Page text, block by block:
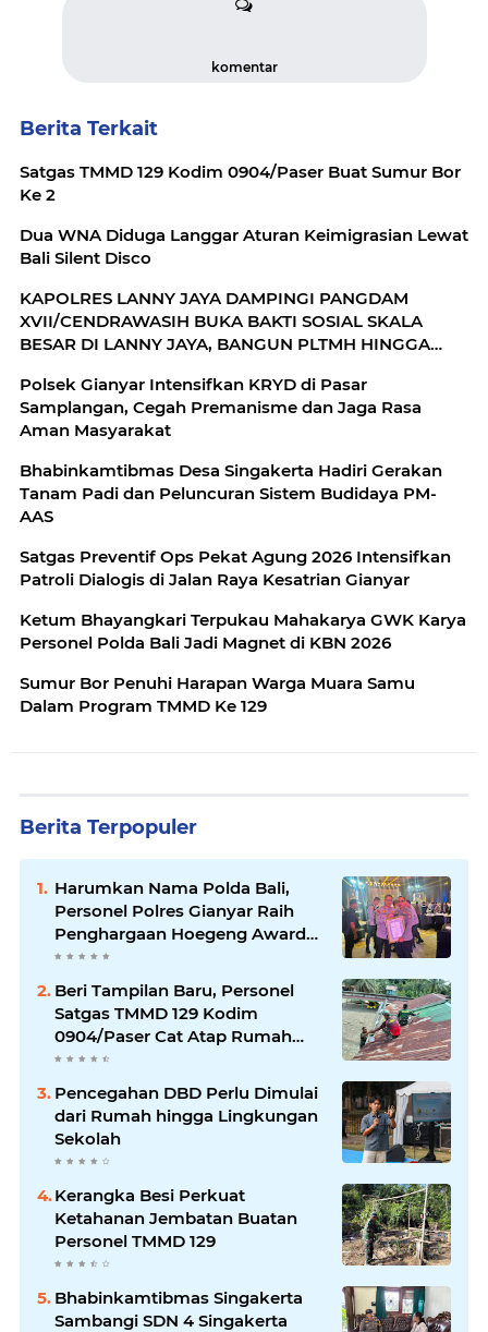
komentar
Berita Terkait
Satgas TMMD 129 Kodim 0904/Paser Buat Sumur Bor
Ke 2
Dua WNA Diduga Langgar Aturan Keimigrasian Lewat
Bali Silent Disco
KAPOLRES LANNY JAYA DAMPINGI PANGDAM
XVII/CENDRAWASIH BUKA BAKTI SOSIAL SKALA
BESAR DI LANNY JAYA, BANGUN PLTMH HINGGA
Polsek Gianyar Intensifkan KRYD di Pasar
Samplangan, Cegah Premanisme dan Jaga Rasa
Aman Masyarakat
Bhabinkamtibmas Desa Singakerta Hadiri Gerakan
Tanam Padi dan Peluncuran Sistem Budidaya PM-
AAS
Satgas Preventif Ops Pekat Agung 2026 Intensifkan
Patroli Dialogis di Jalan Raya Kesatrian Gianyar
Ketum Bhayangkari Terpukau Mahakarya GWK Karya
Personel Polda Bali Jadi Magnet di KBN 2026
Sumur Bor Penuhi Harapan Warga Muara Samu
Dalam Program TMMD Ke 129
Berita Terpopuler
Harumkan Nama Polda Bali,
Personel Polres Gianyar Raih
Penghargaan Hoegeng Awards
2026
Beri Tampilan Baru, Personel
Satgas TMMD 129 Kodim
0904/Paser Cat Atap Rumah
Marbot
Pencegahan DBD Perlu Dimulai
dari Rumah hingga Lingkungan
Sekolah
Kerangka Besi Perkuat
Ketahanan Jembatan Buatan
Personel TMMD 129
Bhabinkamtibmas Singakerta
Sambangi SDN 4 Singakerta